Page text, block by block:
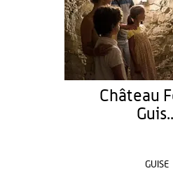
Château
GUISE